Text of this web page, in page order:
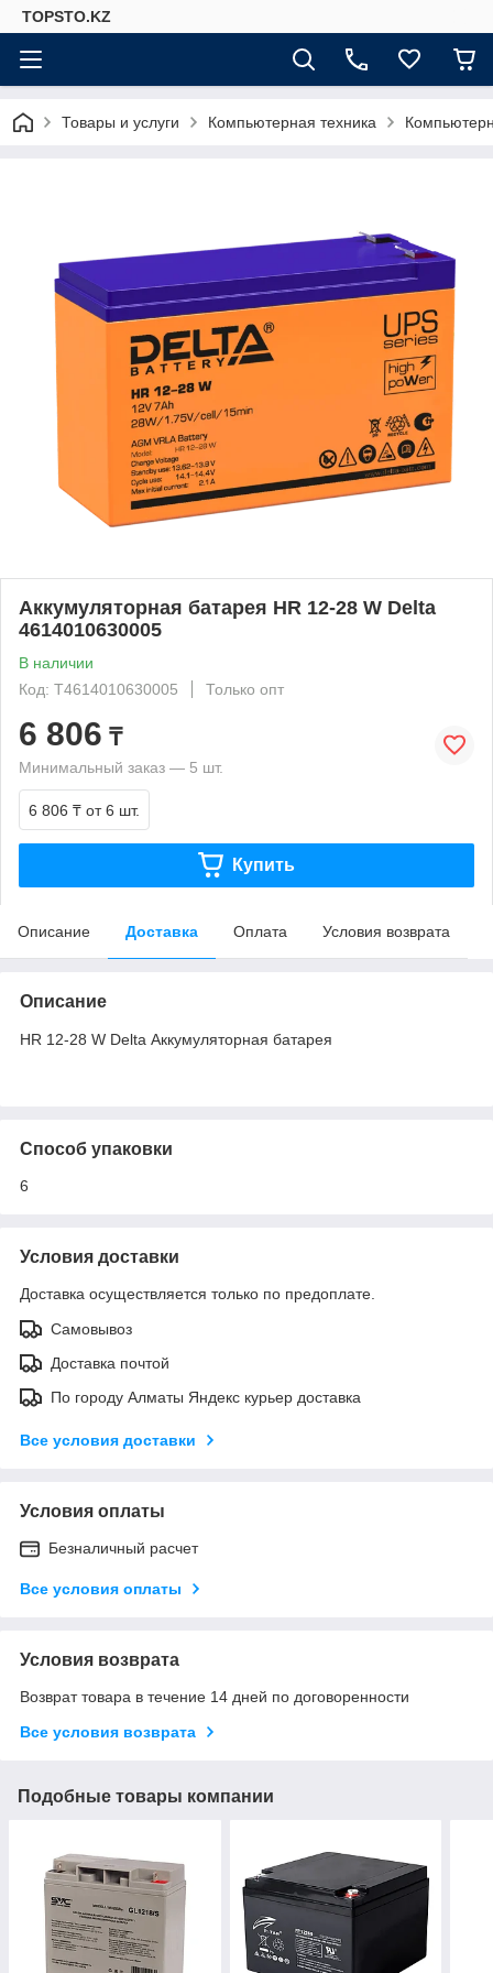
TOPSTO.KZ
Товары и услуги Компьютерная техника
Аккумуляторная батарея HR 12-28 W Delta
4614010630005
В наличии
Код: T4614010630005
Только опт
6 806 ₸
Минимальный заказ — 5 шт.
6 806 ₸ от 6 шт.
Купить
Описание Доставка Оплата Условия возврата
Описание
HR 12-28 W Delta Аккумуляторная батарея
Способ упаковки
6
Условия доставки
Доставка осуществляется только по предоплате.
Самовывоз
Доставка почтой
По городу Алматы Яндекс курьер доставка
Все условия доставки
Условия оплаты
Безналичный расчет
Все условия оплаты
Условия возврата
Возврат товара в течение 14 дней по договоренности
Все условия возврата
Подобные товары компании